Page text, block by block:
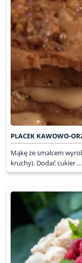
PLACEK KAWOWO-
Mąkę ze smalcem
kruchy). Dodać cukier ...